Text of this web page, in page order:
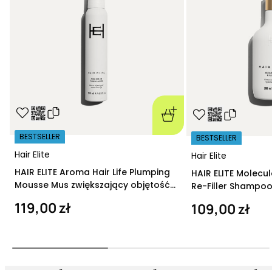
Hair Elite
BESTSELLER
HAIR ELITE Aroma Hair Life Plumping
Mousse Mus zwiększający objętość
119,00 zł
Hair Elite
BESTSELLER
HAIR ELITE
Re-Filler
109,00 zł